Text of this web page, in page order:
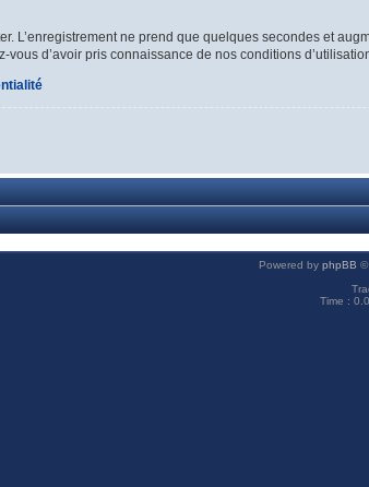
L’enregistrement ne prend que quelques secondes et
vous d’avoir pris connaissance de nos conditions
Powered by phpBB ©
Time :